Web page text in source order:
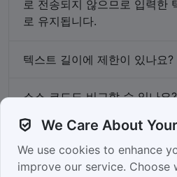
로 전송되지 않으므로 입력한
로 유지됩니다.
텍스트 길이에 제한이 있나요?
소스 코드도 비교할 수 있나요?
차이점은 어떻게 표시되나요?
이 도구는 무료인가요?
We Care About
We use cookies to enhance
improve our service. Choose